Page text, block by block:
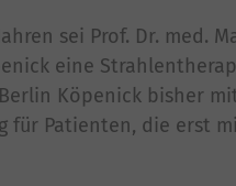
sei Prof. Dr. med.
eine
Köpenick bisher
für Patienten, die erst